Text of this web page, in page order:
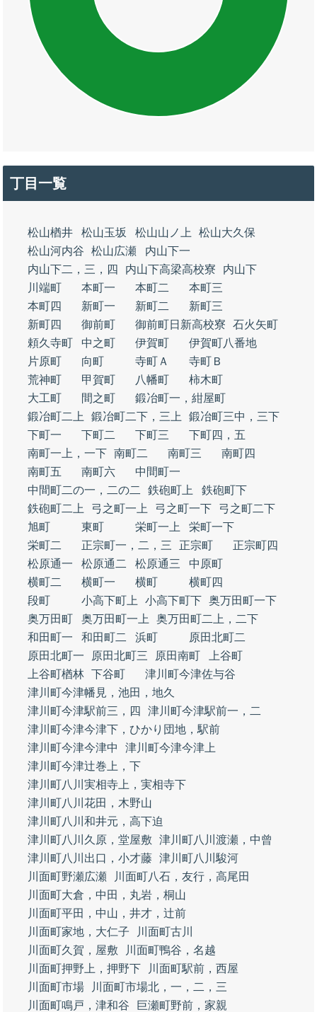
丁目一覧
松山楢井 松山玉坂 松山山ノ上
松山大久保
松山河内谷
松山広瀬
内山下一
内山下二，三，四
内山下高梁高校寮
内山下
川端町
本町一 本町二
本町三
本町四
新町一 新町二
新町三
新町四
御前町 御前町日新高校寮
石火矢町
頼久寺町
中之町 伊賀町
伊賀町八番地
片原町
向町 寺町Ａ
寺町Ｂ
荒神町
甲賀町 八幡町
柿木町
大工町
間之町
鍛冶町一，紺屋町
鍛冶町二上
鍛冶町二下，三上
鍛冶町三中，三下
下町一
下町二 下町三
下町四，五
南町一上，一下 南町二 南町三
南町四
南町五
南町六
中間町一
中間町二の一，二の二
鉄砲町上
鉄砲町下
鉄砲町二上
弓之町一上 弓之町一下
弓之町二下
旭町
東町 栄町一上
栄町一下
栄町二
正宗町一，二，三 正宗町
正宗町四
松原通一
松原通二 松原通三
中原町
横町二
横町一 横町
横町四
段町
小高下町上 小高下町下 奥万田町一下
奥万田町
奥万田町一上
奥万田町二上，二下
和田町一
和田町二 浜町
原田北町二
原田北町一
原田北町三 原田南町
上谷町
上谷町楢林 下谷町
津川町今津佐与谷
津川町今津幡見，池田，地久
津川町今津駅前三，四
津川町今津駅前一，二
津川町今津今津下，ひかり団地，駅前
津川町今津今津中
津川町今津今津上
津川町今津辻巻上，下
津川町八川実相寺上，実相寺下
津川町八川花田，木野山
津川町八川和井元，高下迫
津川町八川久原，堂屋敷
津川町八川渡瀬，中曾
津川町八川出口，小才藤 津川町八川駿河
川面町野瀬広瀬
川面町八石，友行，高尾田
川面町大倉，中田，丸岩，桐山
川面町平田，中山，井才，辻前
川面町家地，大仁子
川面町古川
川面町久賀，屋敷
川面町鴨谷，名越
川面町押野上，押野下
川面町駅前，西屋
川面町市場
川面町市場北，一，二，三
川面町鳴戸，津和谷
巨瀬町野前，家親